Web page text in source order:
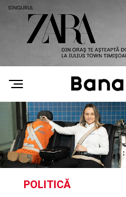
POLITICĂ